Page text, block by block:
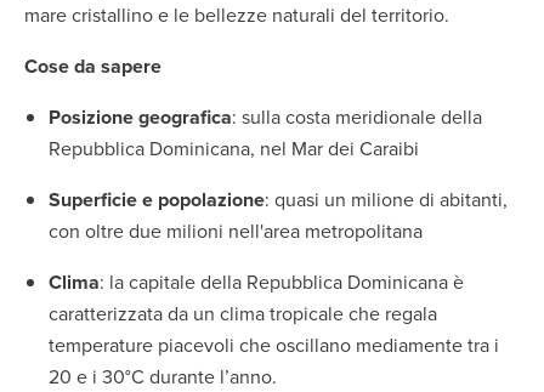
mare cristallino e le bellezze naturali del territorio.
Cose da sapere
Posizione geografica: sulla costa meridionale della
Repubblica Dominicana, nel Mar dei Caraibi
Superficie e popolazione: quasi un milione di abitanti,
con oltre due milioni nell'area metropolitana
Clima: la capitale della Repubblica Dominicana è
caratterizzata da un clima tropicale che regala
temperature piacevoli che oscillano mediamente tra i
20 e i 30°C durante l’anno.